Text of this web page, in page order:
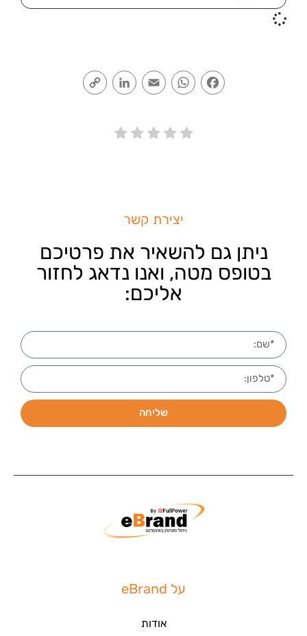
Facebook
WhatsApp
Email
LinkedIn
יצירת קשר
ניתן גם להשאיר את פרטיכם
בטופס מטה, ואנו נדאג לחזור
אליכם:
שליחה
על eBrand
אודות